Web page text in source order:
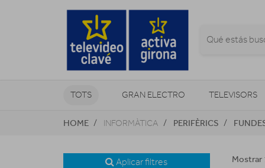
TOTS GRAN ELECTRO TELEVISORS
CLIMATITZACIÓ I CALEFACCIÓ
HOME INFORMÀTICA PERIFÈRICS
Aplicar filtres Mostrar